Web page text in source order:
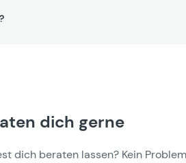
dich gerne
dich beraten lassen? Kein